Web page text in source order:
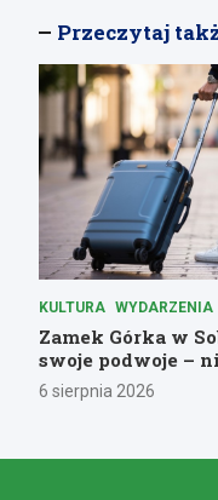
Przeczytaj
KULTURA WYDARZENIA
Zamek Górka w
swoje podwoje –
historycznej
6 sierpnia 2026